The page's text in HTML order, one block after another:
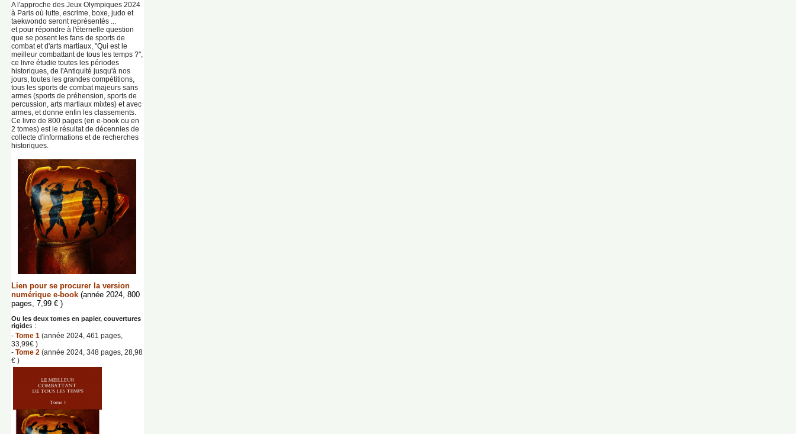
A l'approche des Jeux Olympiques 2024
à Paris où lutte, escrime, boxe, judo et
taekwondo seront représentés ...
et pour répondre à l'éternelle question
que se posent les fans de sports de
combat et d'arts martiaux, "Qui est le
meilleur combattant de tous les temps ?",
ce livre étudie toutes les périodes
historiques, de l'Antiquité jusqu'à nos
jours, toutes les grandes compétitions,
tous les sports de combat majeurs sans
armes (sports de préhension, sports de
percussion, arts martiaux mixtes) et avec
armes, et donne enfin les classements.
Ce livre de 800 pages (en e-book ou en
2 tomes) est le résultat de décennies de
collecte d'informations et de recherches
historiques.
Lien pour se procurer la version
numérique e-book (année 2024, 800
pages, 7,99 € )
Ou les deux tomes en papier, couvertures
rigides :
- Tome 1 (année 2024, 461 pages,
33,99€ )
- Tome 2 (année 2024, 348 pages, 28,98
€ )